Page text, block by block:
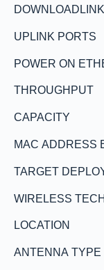
UPLINK PORTS
POWER ON
THROUGHPUT
CAPACITY
MAC ADDRESS
TARGET
WIRELESS
LOCATION
ANTENNA TYPE